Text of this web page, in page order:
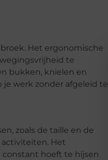
Het ergonomische
te
bukken, knielen en
werk zonder afgeleid te
zoals de taille en de
activiteiten. Het
hoeft te hijsen